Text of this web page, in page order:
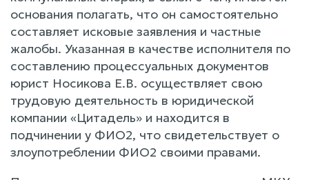
основания полагать, что он самостоятельно
составляет исковые заявления и частные
жалобы. Указанная в качестве исполнителя по
составлению процессуальных документов
юрист Носикова Е.В. осуществляет свою
трудовую деятельность в юридической
компании «Цитадель» и находится в
подчинении у ФИО2, что свидетельствует о
злоупотреблении ФИО2 своими правами.